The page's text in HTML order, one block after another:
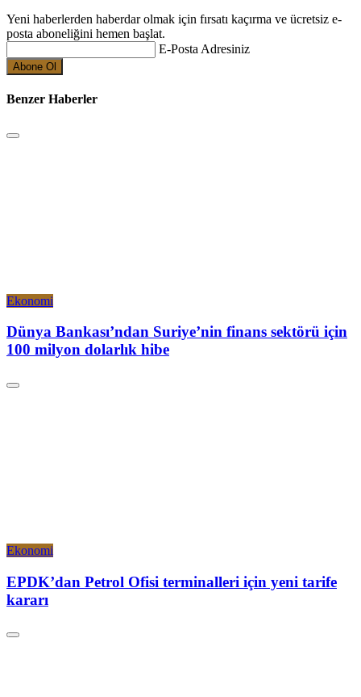
Yeni haberlerden haberdar olmak için fırsatı kaçırma ve ücretsiz e-
posta aboneliğini hemen başlat.
E-Posta Adresiniz
Benzer Haberler
Ekonomi
Dünya Bankası’ndan Suriye’nin finans sektörü için
100 milyon dolarlık hibe
Ekonomi
EPDK’dan Petrol Ofisi terminalleri için yeni tarife
kararı